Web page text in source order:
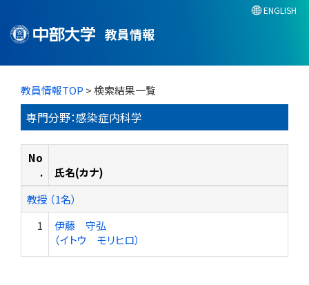
教員情報
ENGLISH
教員情報TOP > 検索結果一覧
専門分野：感染症内科学
No
.
氏名(カナ)
教授 （1名）
1
伊藤 守弘
（イトウ モリヒロ）